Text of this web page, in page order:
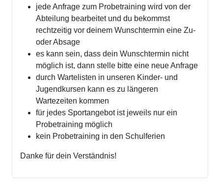
jede Anfrage zum Probetraining wird von der
Abteilung bearbeitet und du bekommst
rechtzeitig vor deinem Wunschtermin eine Zu-
oder Absage
es kann sein, dass dein Wunschtermin nicht
möglich ist, dann stelle bitte eine neue Anfrage
durch Wartelisten in unseren Kinder- und
Jugendkursen kann es zu längeren
Wartezeiten kommen
für jedes Sportangebot ist jeweils nur ein
Probetraining möglich
kein Probetraining in den Schulferien
Danke für dein Verständnis!